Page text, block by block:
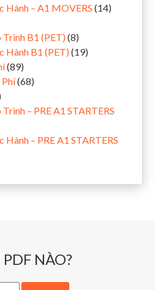
Hành – A1 MOVERS (14)
Trình B1 (PET) (8)
Hành B1 (PET) (19)
(89)
(68)
Trình – PRE A1 STARTERS
Hành – PRE A1 STARTERS
NÀO?